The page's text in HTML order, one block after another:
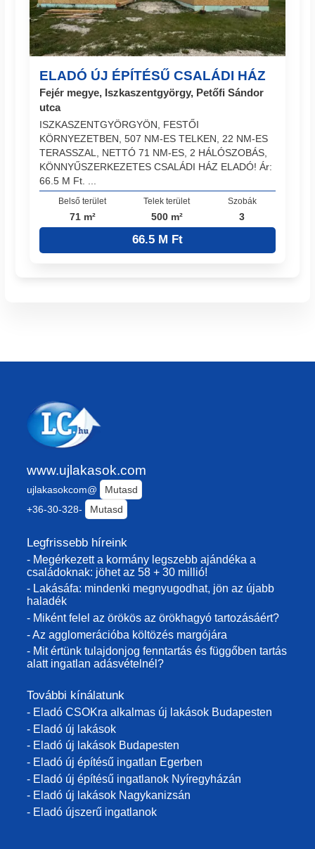
ELADÓ ÚJ ÉPÍTÉSŰ CSALÁDI HÁZ
Fejér megye, Iszkaszentgyörgy, Petőfi Sándor
utca
ISZKASZENTGYÖRGYÖN, FESTŐI
KÖRNYEZETBEN, 507 NM-ES TELKEN, 22 NM-ES
TERASSZAL, NETTÓ 71 NM-ES, 2 HÁLÓSZOBÁS,
KÖNNYŰSZERKEZETES CSALÁDI HÁZ ELADÓ! Ár:
66.5 M Ft. ...
Belső terület
71 m²
Telek terület
500 m²
Szobák
3
66.5 M Ft
www.ujlakasok.com
ujlakasokcom@
Mutasd
+36-30-328-
Mutasd
Legfrissebb híreink
- Megérkezett a kormány legszebb ajándéka a
családoknak: jöhet az 58 + 30 millió!
- Lakásáfa: mindenki megnyugodhat, jön az újabb
haladék
- Miként felel az örökös az örökhagyó tartozásáért?
- Az agglomerációba költözés margójára
- Mit értünk tulajdonjog fenntartás és függőben tartás
alatt ingatlan adásvételnél?
További kínálatunk
- Eladó CSOKra alkalmas új lakások Budapesten
- Eladó új lakások
- Eladó új lakások Budapesten
- Eladó új építésű ingatlan Egerben
- Eladó új építésű ingatlanok Nyíregyházán
- Eladó új lakások Nagykanizsán
- Eladó újszerű ingatlanok